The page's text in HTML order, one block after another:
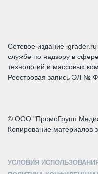
Сетевое издание
службе по надзору в
технологий и массовых
Реестровая запись ЭЛ №
© ООО "ПромоГрупп
Копирование материалов
УСЛОВИЯ